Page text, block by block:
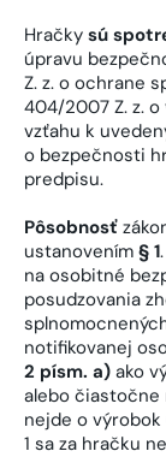
Hračky sú
úpravu
Z. z. o ochrane
404/2007 Z. z.
vzťahu k
o bezpečnosti
predpisu.
Pôsobnosť
ustanovením § 1
na osobitné
posudzovania
notifikovanej
2 písm. a) ako
alebo čiastočne
nejde o
1 sa za hračku